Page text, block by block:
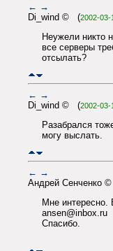
← →
Di_wind © (2002-03-
Неужели никто
все серверы
отсылать?
← →
Di_wind © (2002-03-
Разабрался
могу выслать.
← →
Андрей Сенченко
Мне
ansen@inbox.ru
Спасибо.